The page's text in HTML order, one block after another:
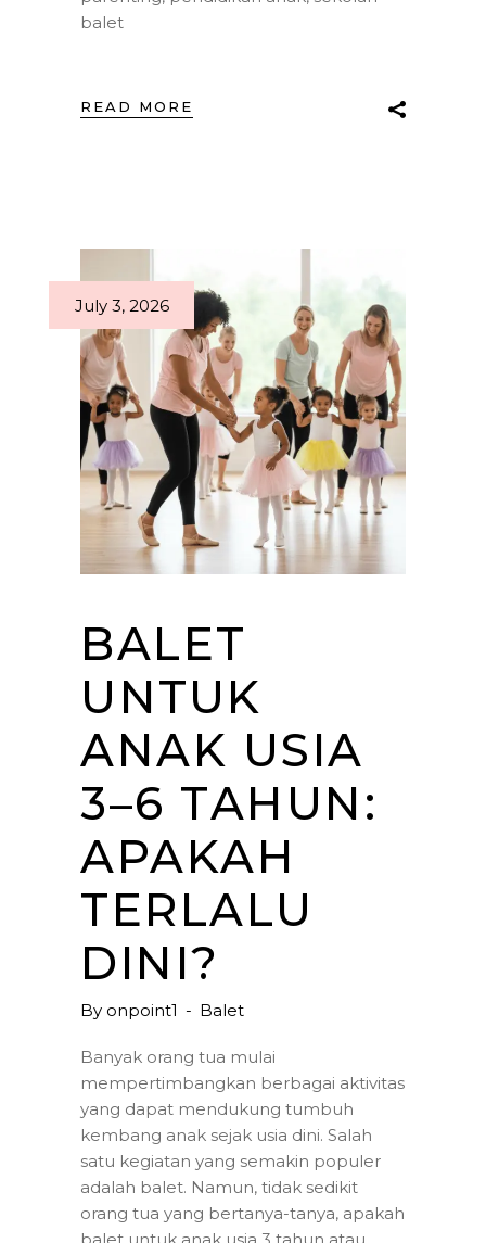
balet
READ MORE
July 3, 2026
BALET
UNTUK
ANAK USIA
3–6 TAHUN:
APAKAH
TERLALU
DINI?
By onpoint1 Balet
Banyak orang tua mulai
mempertimbangkan berbagai aktivitas
yang dapat mendukung tumbuh
kembang anak sejak usia dini. Salah
satu kegiatan yang semakin populer
adalah balet. Namun, tidak sedikit
orang tua yang bertanya-tanya, apakah